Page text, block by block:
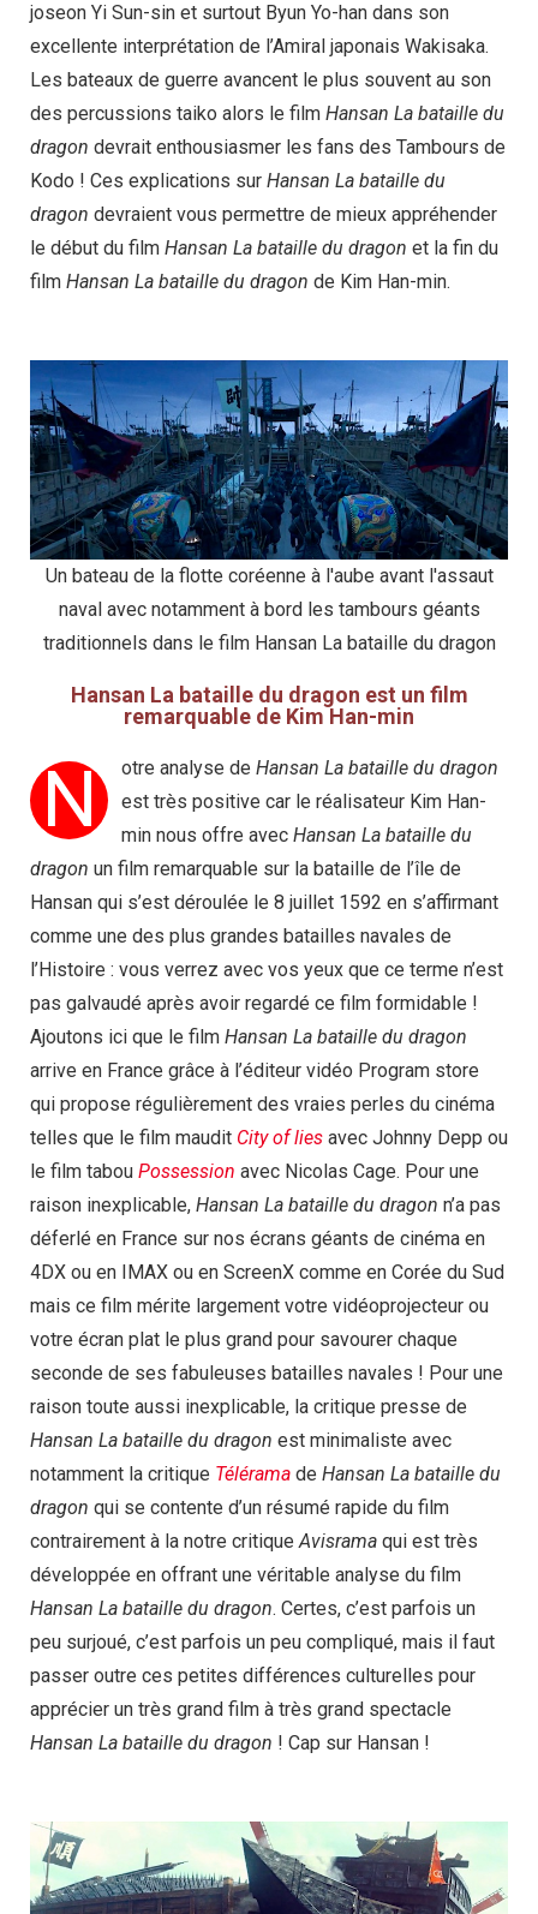
joseon Yi Sun-sin et surtout Byun Yo-han dans son
excellente interprétation de l’Amiral japonais Wakisaka.
Les bateaux de guerre avancent le plus souvent au son
des percussions taiko alors le film Hansan La bataille du
dragon devrait enthousiasmer les fans des Tambours de
Kodo ! Ces explications sur Hansan La bataille du
dragon devraient vous permettre de mieux appréhender
le début du film Hansan La bataille du dragon et la fin du
film Hansan La bataille du dragon de Kim Han-min.
Un bateau de la flotte coréenne à l'aube avant l'assaut
naval avec notamment à bord les tambours géants
traditionnels dans le film Hansan La bataille du dragon
Hansan La bataille du dragon est un film
remarquable de Kim Han-min
N otre analyse de Hansan La bataille du dragon
est très positive car le réalisateur Kim Han-
min nous offre avec Hansan La bataille du
dragon un film remarquable sur la bataille de l’île de
Hansan qui s’est déroulée le 8 juillet 1592 en s’affirmant
comme une des plus grandes batailles navales de
l’Histoire : vous verrez avec vos yeux que ce terme n’est
pas galvaudé après avoir regardé ce film formidable !
Ajoutons ici que le film Hansan La bataille du dragon
arrive en France grâce à l’éditeur vidéo Program store
qui propose régulièrement des vraies perles du cinéma
telles que le film maudit City of lies avec Johnny Depp ou
le film tabou Possession avec Nicolas Cage. Pour une
raison inexplicable, Hansan La bataille du dragon n’a pas
déferlé en France sur nos écrans géants de cinéma en
4DX ou en IMAX ou en ScreenX comme en Corée du Sud
mais ce film mérite largement votre vidéoprojecteur ou
votre écran plat le plus grand pour savourer chaque
seconde de ses fabuleuses batailles navales ! Pour une
raison toute aussi inexplicable, la critique presse de
Hansan La bataille du dragon est minimaliste avec
notamment la critique Télérama de Hansan La bataille du
dragon qui se contente d’un résumé rapide du film
contrairement à la notre critiqueAvisrama qui est très
développée en offrant une véritable analyse du film
Hansan La bataille du dragon. Certes, c’est parfois un
peu surjoué, c’est parfois un peu compliqué, mais il faut
passer outre ces petites différences culturelles pour
apprécier un très grand film à très grand spectacle
Hansan La bataille du dragon ! Cap sur Hansan !